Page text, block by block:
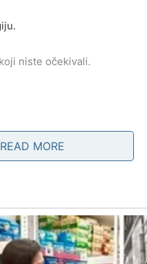
niste očekivali.
READ MORE